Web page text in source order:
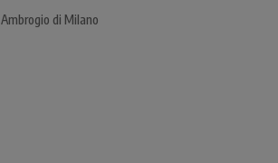
Ambrogio di Milano